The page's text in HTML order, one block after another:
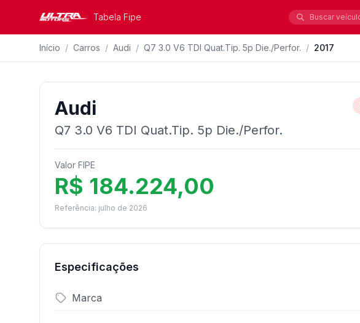
Tabela Fipe
Início / Carros / Audi / Q7 3.0 V6 TDI Quat.Tip. 5p Die./Perfor. / 2017
Audi
Q7 3.0 V6 TDI Quat.Tip. 5p Die./Perfor.
Valor FIPE
R$ 184.224,00
Referência: julho de 2026
Especificações
Marca